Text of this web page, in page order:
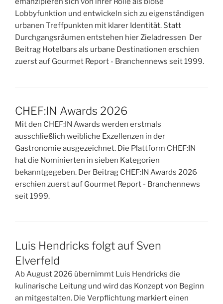
Lobbyfunktion und entwickeln sich zu eigenständigen
urbanen Treffpunkten mit klarer Identität. Statt
Durchgangsräumen entstehen hier Zieladressen Der
Beitrag Hotelbars als urbane Destinationen erschien
zuerst auf Gourmet Report - Branchennews seit 1999.
CHEF:IN Awards 2026
Mit den CHEF:IN Awards werden erstmals
ausschließlich weibliche Exzellenzen in der
Gastronomie ausgezeichnet. Die Plattform CHEF:IN
hat die Nominierten in sieben Kategorien
bekanntgegeben. Der Beitrag CHEF:IN Awards 2026
erschien zuerst auf Gourmet Report - Branchennews
seit 1999.
Luis Hendricks folgt auf Sven
Elverfeld
Ab August 2026 übernimmt Luis Hendricks die
kulinarische Leitung und wird das Konzept von Beginn
an mitgestalten. Die Verpflichtung markiert einen